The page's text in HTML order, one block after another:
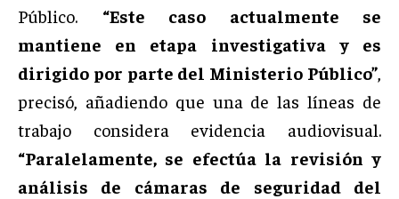
Público. “Este caso actualmente se
mantiene en etapa investigativa y es
dirigido por parte del Ministerio Público”,
precisó, añadiendo que una de las líneas de
trabajo considera evidencia audiovisual.
“Paralelamente, se efectúa la revisión y
análisis de cámaras de seguridad del